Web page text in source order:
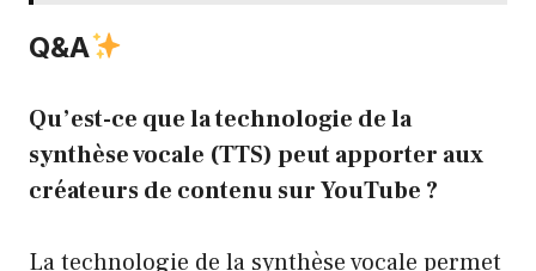
Q&A
Qu’est-ce que la technologie de la
synthèse vocale (TTS) peut apporter aux
créateurs de contenu sur YouTube ?
La technologie de la synthèse vocale permet